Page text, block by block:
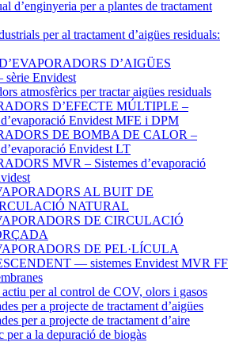
d’enginyeria per a plantes de tractament
per al tractament d’aigües residuals:
D’AIGÜES
Envidest
atmosfèrics per tractar aigües residuals
D’EFECTE MÚLTIPLE –
d’evaporació Envidest MFE i DPM
DE BOMBA DE CALOR –
d’evaporació Envidest LT
MVR – Sistemes d’evaporació
AL BUIT DE
NATURAL
DE CIRCULACIÓ
DE PEL·LÍCULA
— sistemes Envidest MVR FF
per al control de COV, olors i gasos
per a projecte de tractament d’aigües
per a projecte de tractament d’aire
per a la depuració de biogàs